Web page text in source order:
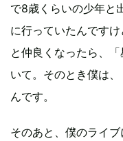
で8歳くらいの少年と
に行っていたんです
と仲良くなったら、
いて。そのとき僕は
んです。
そのあと、僕のライ